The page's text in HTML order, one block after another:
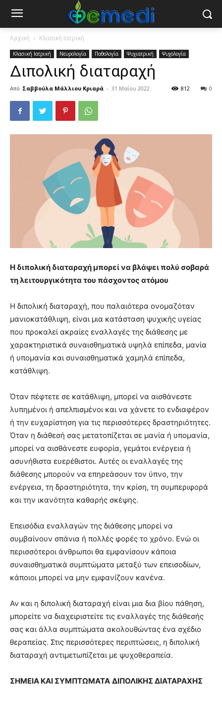
Αρχική Κλασική Ιατρική
Κλασική Ιατρική Νευρολογία Παθολογία Ψυχιατρική Ψυχολογία
Διπολική διαταραχή
Από Σαββούλα Μάλλιου Κριαρά - 31 Μαΐου 2022 0
812
Η διπολική διαταραχή μπορεί να βλάψει πολύ σοβαρά
τη λειτουργικότητα του πάσχοντος ατόμου
Η διπολική διαταραχή, που παλαιότερα ονομαζόταν
μανιοκατάθλιψη, είναι μια κατάσταση ψυχικής υγείας
που προκαλεί ακραίες εναλλαγές της διάθεσης με
χαρακτηριστικά συναισθηματικά υψηλά επίπεδα, μανία
ή υπομανία και συναισθηματικά χαμηλά επίπεδα,
κατάθλιψη.
Όταν πέφτετε σε κατάθλιψη, μπορεί να αισθάνεστε
λυπημένοι ή απελπισμένοι και να χάνετε το ενδιαφέρον
ή την ευχαρίστηση για τις περισσότερες δραστηριότητες.
Όταν η διάθεσή σας μετατοπίζεται σε μανία ή υπομανία,
μπορεί να αισθάνεστε ευφορία, γεμάτοι ενέργεια ή
ασυνήθιστα ευερέθιστοι. Αυτές οι εναλλαγές της
διάθεσης μπορούν να επηρεάσουν τον ύπνο, την
ενέργεια, τη δραστηριότητα, την κρίση, τη συμπεριφορά
και την ικανότητα καθαρής σκέψης.
Επεισόδια εναλλαγών της διάθεσης μπορεί να
συμβαίνουν σπάνια ή πολλές φορές το χρόνο. Ενώ οι
περισσότεροι άνθρωποι θα εμφανίσουν κάποια
συναισθηματικά συμπτώματα μεταξύ των επεισοδίων,
κάποιοι μπορεί να μην εμφανίζουν κανένα.
Αν και η διπολική διαταραχή είναι μια δια βίου πάθηση,
μπορείτε να διαχειριστείτε τις εναλλαγές της διάθεσής
σας και άλλα συμπτώματα ακολουθώντας ένα σχέδιο
θεραπείας. Στις περισσότερες περιπτώσεις, η διπολική
διαταραχή αντιμετωπίζεται με ψυχοθεραπεία.
ΣΗΜΕΙΑ ΚΑΙ ΣΥΜΠΤΩΜΑΤΑ ΔΙΠΟΛΙΚΗΣ ΔΙΑΤΑΡΑΧΗΣ